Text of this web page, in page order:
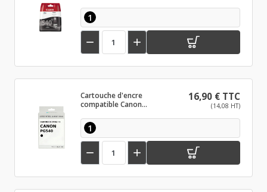
1
 
Cartouche d'encre
compatible Canon
16,90 € TTC
(14,08 HT)
1
 